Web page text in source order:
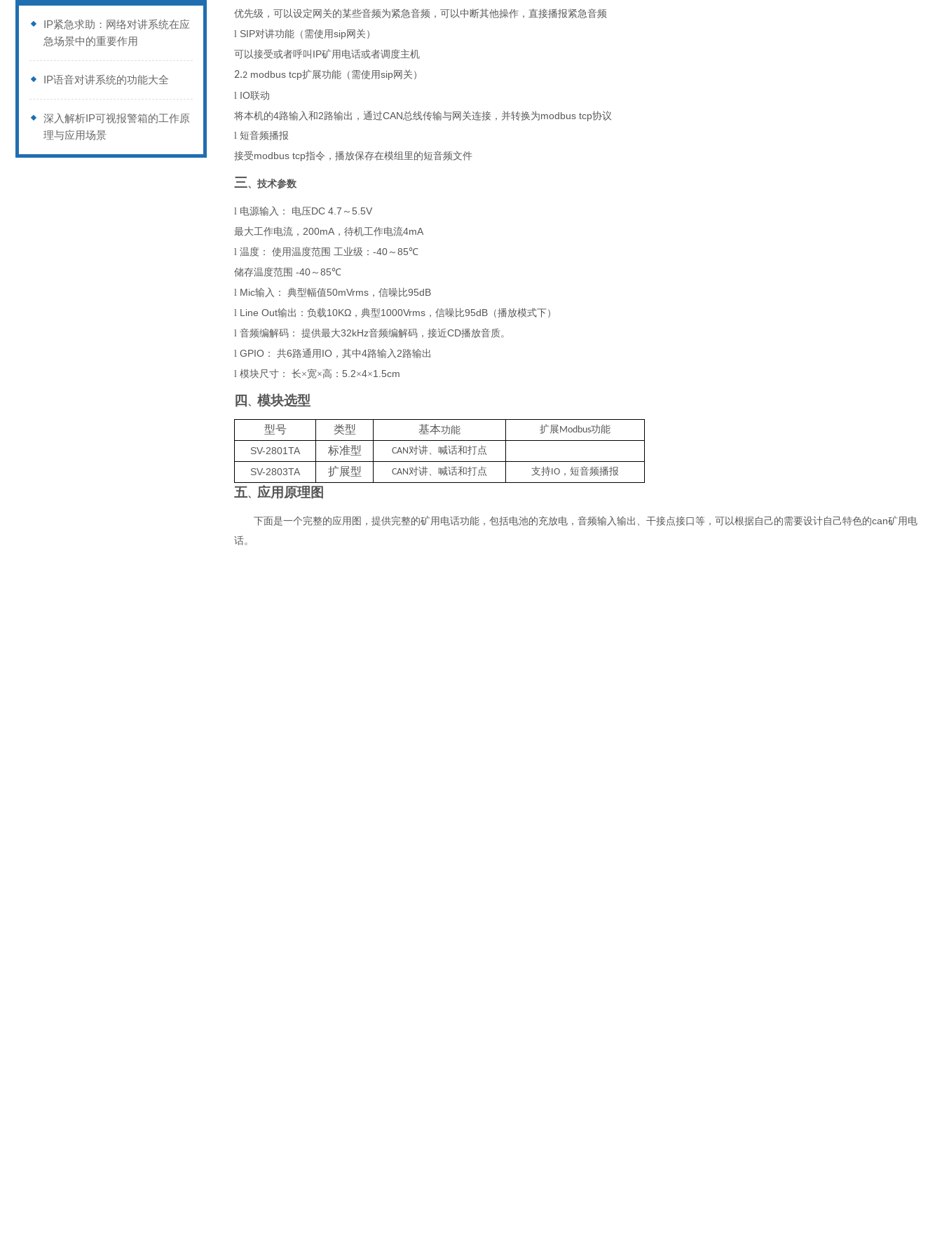
IP紧急求助：网络对讲系统在应
急场景中的重要作用
IP语音对讲系统的功能大全
深入解析IP可视报警箱的工作原
理与应用场景
优先级，可以设定网关的某些音频为紧急音频，可以中断其他操作，直接播报紧急音频
l SIP对讲功能 （需使用sip网关）
可以接受或者呼叫 IP矿用电话或者调度主机
2.2 modbus tcp扩展功能 （需使用sip网关）
l IO联动
将本机的4路输入和 2路输出，通过CAN总线传输与网关连接，并转换为modbus tcp协议
l 短音频播报
接受modbus tcp指令，播放保存在模组里的短音频文件
三、技术参数
l 电源输入： 电压DC 4.7 ～ 5.5V
最大工作电流， 200mA ，待机工作电流4mA
l 温度： 使用温度范围 工业级： -40 ～ 85℃
储存温度范围 -40 ～ 85℃
l Mic输入： 典型幅值50mVrms ，信噪比95dB
l Line Out输出： 负载10KΩ ，典型1000Vrms ， 信噪比95dB （播放模式下）
l 音频编解码 ： 提供最大32kHz音频编解码 ， 接近CD播放音质。
l GPIO ： 共6路通用 IO ， 其中4路输入 2路输出
l 模块尺寸 ： 长×宽×高： 5 .2×4×1.5cm
四 、 模块选型
型号 类型 基本功能 扩展Modbus功能
SV-2801TA 标准型 CAN对讲、 喊话和打点
SV-2803TA 扩展型 CAN对讲、 喊话和打点 支持IO ，短音频播报
五、 应用原理图
下面是一个完整的应用图，提供完整的矿用电话功能，包括电池的充放电，音频输入输出、干接点接口等，可以根据自己的需要设计自己特色的can矿用电
话。